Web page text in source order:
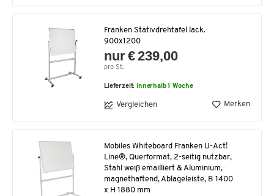
Franken Stativdrehtafel lack.
900x1200
nur € 239,00
pro St.
Lieferzeit:innerhalb 1 Woche
Vergleichen Merken
Mobiles Whiteboard Franken U-Act!
Line®, Querformat, 2-seitig nutzbar,
Stahl weiß emailliert & Aluminium,
magnethaftend, Ablageleiste, B 1400
x H 1880 mm